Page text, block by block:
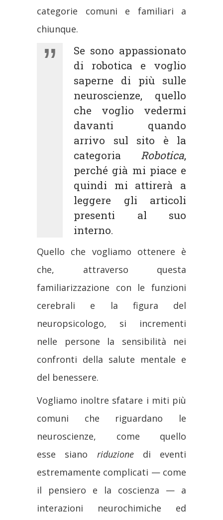
categorie comuni e familiari a
chiunque.
Se sono appassionato
di robotica e voglio
saperne di più sulle
neuroscienze, quello
che voglio vedermi
davanti quando
arrivo sul sito è la
categoria Robotica,
perché già mi piace e
quindi mi attirerà a
leggere gli articoli
presenti al suo
interno.
Quello che vogliamo ottenere è
che, attraverso questa
familiarizzazione con le funzioni
cerebrali e la figura del
neuropsicologo, si incrementi
nelle persone la sensibilità nei
confronti della salute mentale e
del benessere.
Vogliamo inoltre sfatare i miti più
comuni che riguardano le
neuroscienze, come quello
esse siano riduzionedi eventi
estremamente complicati — come
il pensiero e la coscienza — a
interazioni neurochimiche ed